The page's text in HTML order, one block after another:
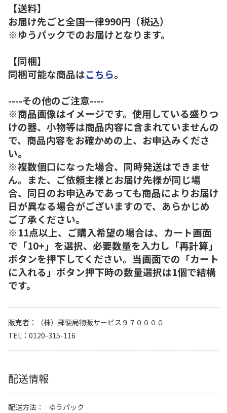
【送料】
お届け先ごと全国一律990円（税込）
※ゆうパックでのお届けとなります。
【同梱】
同梱可能な商品はこちら。
----その他のご注意----
※商品画像はイメージです。使用している盛りつ
けの器、小物等は商品内容に含まれていませんの
で、商品内容をお確かめの上、お申込みくださ
い。
※複数個口になった場合、同時発送はできませ
ん。また、ご依頼主様とお届け先様が同じ場
合、同日のお申込みであっても商品によりお届け
日が異なる場合がございますので、あらかじめ
ご了承ください。
※11点以上、ご購入希望の場合は、カート画面
で「10+」を選択、必要数量を入力し「再計算」
ボタンを押下してください。当画面での「カート
に入れる」ボタン押下時の数量選択は1個で結構
です。
販売者
（株）郵便局物販サービス９７００００
TEL
0120-315-116
配送情報
配送方法
ゆうパック